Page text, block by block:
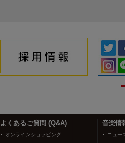
よくあるご質問 (Q&A)
オンラインショッピング
音楽情
ニュー